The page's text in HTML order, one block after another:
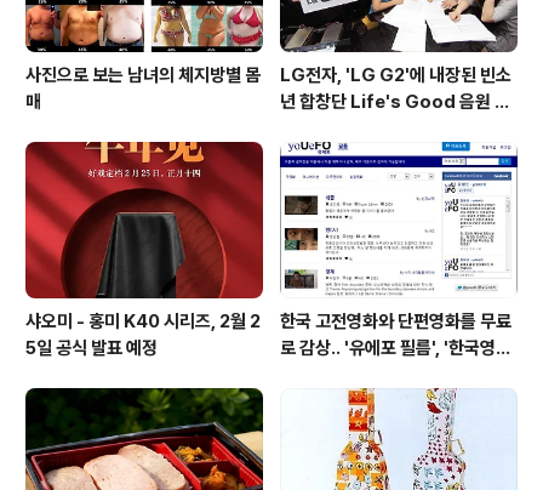
사진으로 보는 남녀의 체지방별 몸
매
LG전자, 'LG G2'에 내장된 빈소
년 합창단 Life's Good 음원 공
샤오미 - 홍미 K40 시리즈, 2월 2
5일 공식 발표 예정
한국 고전영화와 단편영화를 무료
로 감상.. '유에포 필름', '한국영상